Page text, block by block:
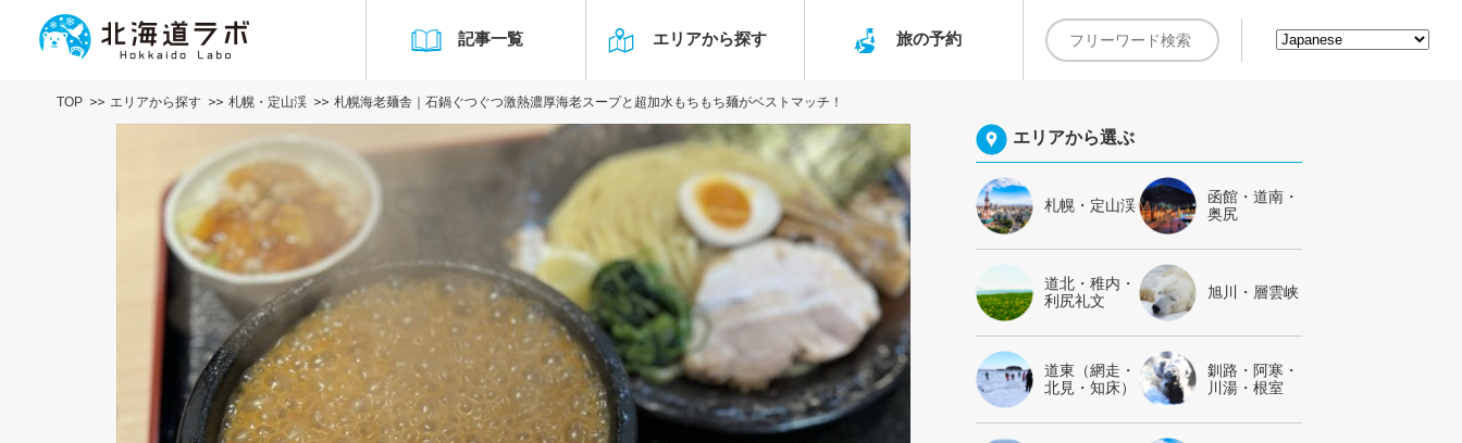
記事一覧 エリアから探す 旅の予約
TOP エリアから探す 札幌・定山渓 札幌海老麺舎｜石鍋ぐつぐつ激熱濃厚海老スープと超加水もちもち麺がベストマッチ！
エリアから選ぶ
札幌・定山渓
函館・道南・
奥尻
道北・稚内・
利尻礼文
旭川・層雲峡
道東（網走・
北見・知床）
釧路・阿寒・
川湯・根室